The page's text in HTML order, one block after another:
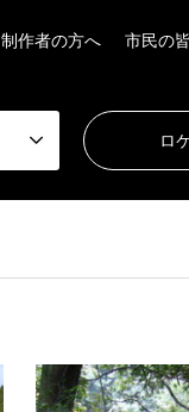
制作者の方へ 市民の
山・森林 大南